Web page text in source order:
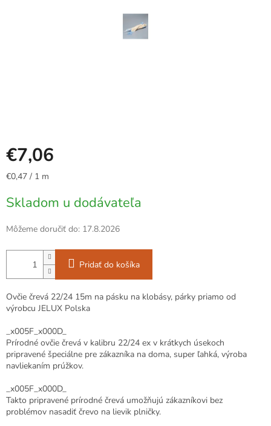
€7,06
Jednotková
€0,47 / 1 m
Skladom u dodávateľa
Môžeme doručiť do: 17.8.2026
Pridať do košíka
Ovčie črevá 22/24 15m na pásku na klobásy, párky priamo od
výrobcu JELUX Polska
_x005F_x000D_
Prírodné ovčie črevá v kalibru 22/24 ex v krátkych úsekoch
pripravené špeciálne pre zákazníka na doma, super ľahká, výroba
navliekaním prúžkov.
_x005F_x000D_
Takto pripravené prírodné črevá umožňujú zákazníkovi bez
problémov nasadiť črevo na lievik plničky.